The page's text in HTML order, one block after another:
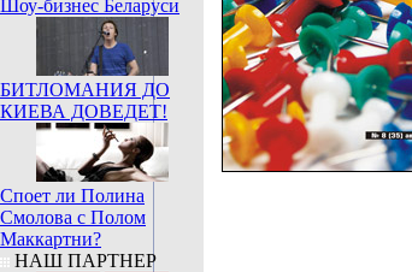
Шоу-бизнес Беларуси
БИТЛОМАНИЯ ДО
КИЕВА ДОВЕДЕТ!
Споет ли Полина
Смолова с Полом
Маккартни?
НАШ ПАРТНЕР